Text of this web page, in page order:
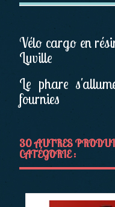
Vélo cargo en
Luville
Le phare
fournies
30 AUTRES
CATÉGORIE :